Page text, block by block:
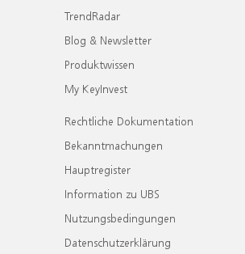
TrendRadar
Blog & Newsletter
Produktwissen
My KeyInvest
Rechtliche Dokumentation
Bekanntmachungen
Hauptregister
Information zu UBS
Nutzungsbedingungen
Datenschutzerklärung